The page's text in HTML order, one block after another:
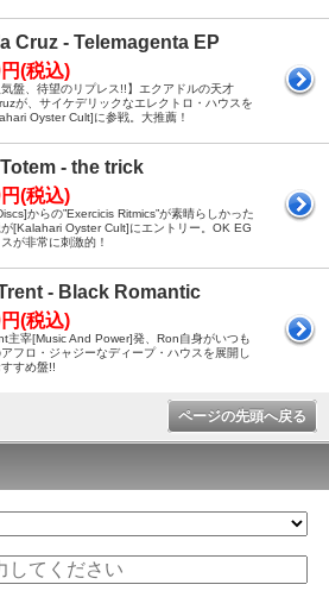
Cruz - Telemagenta EP
(税込)
気盤、待望のリプレス!!】エクアドルの天才
が、サイケデリックなエレクトロ・ハウスを
Oyster Cult]に参戦。大推薦！
- the trick
(税込)
からの”Exercicis Ritmics”が素晴らしかった
[Kalahari Oyster Cult]にエントリー。OK EG
が非常に刺激的！
- Black Romantic
(税込)
主宰[Music And Power]発、Ron自身がいつも
フロ・ジャジーなディープ・ハウスを展開し
すめ盤!!
ページの先頭へ戻る